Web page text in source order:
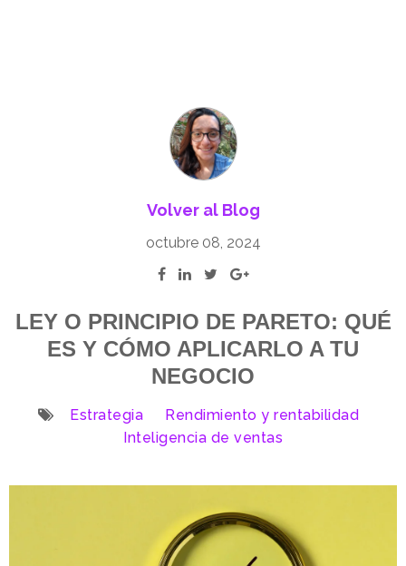
Volver al Blog
octubre 08, 2024
LEY O PRINCIPIO DE PARETO: QUÉ
ES Y CÓMO APLICARLO A TU
NEGOCIO
Estrategia
Rendimiento y rentabilidad
Inteligencia de ventas